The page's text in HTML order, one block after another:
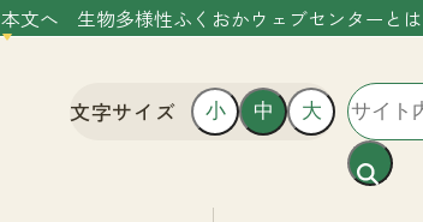
本文へ 生物多様性ふくおかウェブセンターとは
文字サイズ 小 中 大